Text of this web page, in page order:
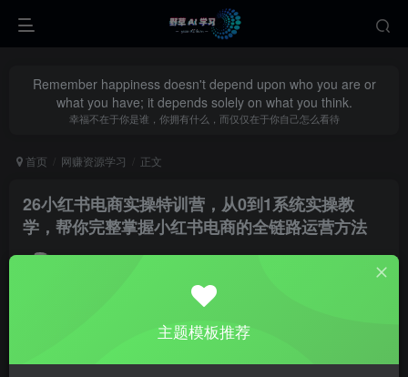
Remember happiness doesn't depend upon who you are or
what you have; it depends solely on what you think.
幸福不在于你是谁，你拥有什么，而仅仅在于你自己怎么看待
首页 网赚资源学习 正文
26小红书电商实操特训营，从0到1系统实操教
学，帮你完整掌握小红书电商的全链路运营方法
私信
主题模板推荐